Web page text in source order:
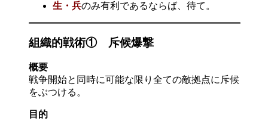
生・兵のみ有利であるならば、待て。
組織的戦術① 斥候爆撃
概要
戦争開始と同時に可能な限り全ての敵拠点に斥候
をぶつける。
目的